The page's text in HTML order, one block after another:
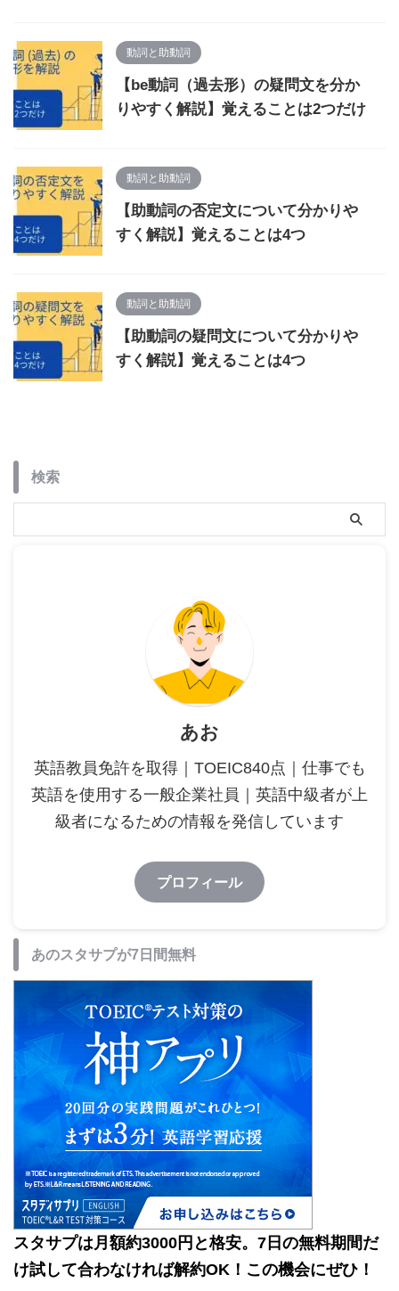
動詞と助動詞
【be動詞（過去形）の疑問文を分か
りやすく解説】覚えることは2つだけ
動詞と助動詞
【助動詞の否定文について分かりや
すく解説】覚えることは4つ
動詞と助動詞
【助動詞の疑問文について分かりや
すく解説】覚えることは4つ
検索
あお
英語教員免許を取得｜TOEIC840点｜仕事でも
英語を使用する一般企業社員｜英語中級者が上
級者になるための情報を発信しています
プロフィール
あのスタサプが7日間無料
スタサプは月額約3000円と格安。7日の無料期間だ
け試して合わなければ解約OK！この機会にぜひ！